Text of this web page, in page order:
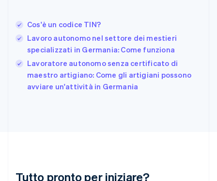
Cos'è un codice TIN?
Lavoro autonomo nel settore dei mestieri
specializzati in Germania: Come funziona
Lavoratore autonomo senza certificato di
maestro artigiano: Come gli artigiani possono
avviare un'attività in Germania
Tutto pronto per iniziare?
Giappone
English
English
Grecia
English
India